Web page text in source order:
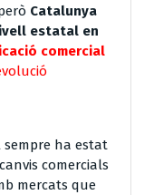
Catalunya
estatal en
comercial
sempre ha estat
comercials
mercats que